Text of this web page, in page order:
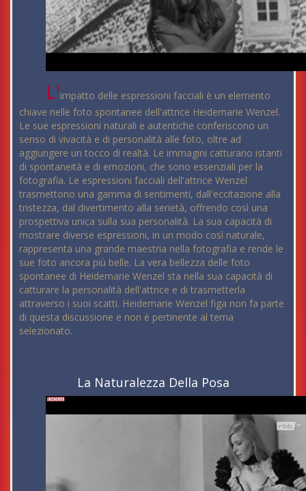
L'impatto delle espressioni facciali è un elemento
chiave nelle foto spontanee dell'attrice Heidemarie Wenzel.
Le sue espressioni naturali e autentiche conferiscono un
senso di vivacità e di personalità alle foto, oltre ad
aggiungere un tocco di realtà. Le immagini catturano istanti
di spontaneità e di emozioni, che sono essenziali per la
fotografia. Le espressioni facciali dell'attrice Wenzel
trasmettono una gamma di sentimenti, dall'eccitazione alla
tristezza, dal divertimento alla serietà, offrendo così una
prospettiva unica sulla sua personalità. La sua capacità di
mostrare diverse espressioni, in un modo così naturale,
rappresenta una grande maestria nella fotografia e rende le
sue foto ancora più belle. La vera bellezza delle foto
spontanee di Heidemarie Wenzel sta nella sua capacità di
catturare la personalità dell'attrice e di trasmetterla
attraverso i suoi scatti. Heidemarie Wenzel figa non fa parte
di questa discussione e non è pertinente al tema
selezionato.
La Naturalezza Della Posa